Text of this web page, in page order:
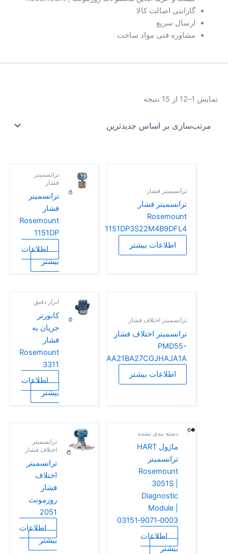
گارانتی اصالت کالا
ارسال سریع
مشاوره فنی مواد ساخت
نمایش 1–12 از 15 نتیجه
ترانسمیتر فشار
ترانسمیتر فشار
Rosemount
1151DP3S22M4B9DFL4
اطلاعات بیشتر
ترانسمیتر
فشار
ترانسمیتر
فشار
Rosemount
1151DP
اطلاعات
بیشتر
ترانسمیتر اختلاف فشار
ترانسمیتر اختلاف فشار
PMD55-
AA21BA27CGJHAJA1A
اطلاعات بیشتر
ابزار دقیق
کانورتر
جریان به
فشار
Rosemount
3311
اطلاعات
بیشتر
دسته بندی نشده
ماژول HART
ترانسمیتر
Rosemount
3051S |
Diagnostic
Module |
03151‑9071‑0003
اطلاعات
بیشتر
ترانسمیتر
اختلاف فشار
ترانسمیتر
اختلاف
فشار
روزمونت
2051
اطلاعات
بیشتر